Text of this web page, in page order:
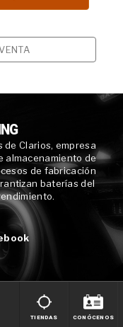
de Clarios, empresa
almacenamiento de
de fabricación
baterías del
TIENDAS CONÓCENOS